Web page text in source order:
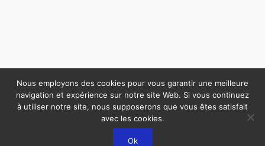
Nous employons des cookies pour vous garantir une meilleure
navigation et expérience sur notre site Web. Si vous continuez
à utiliser notre site, nous supposerons que vous êtes satisfait
avec les cookies.
Ok